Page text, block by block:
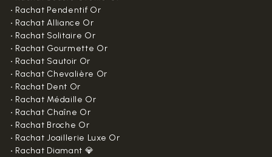
• Rachat Pendentif Or
• Rachat Alliance Or
• Rachat Solitaire Or
• Rachat Gourmette Or
• Rachat Sautoir Or
• Rachat Chevalière Or
• Rachat Dent Or
• Rachat Médaille Or
• Rachat Chaîne Or
• Rachat Broche Or
• Rachat Joaillerie Luxe Or
• Rachat Diamant 💎